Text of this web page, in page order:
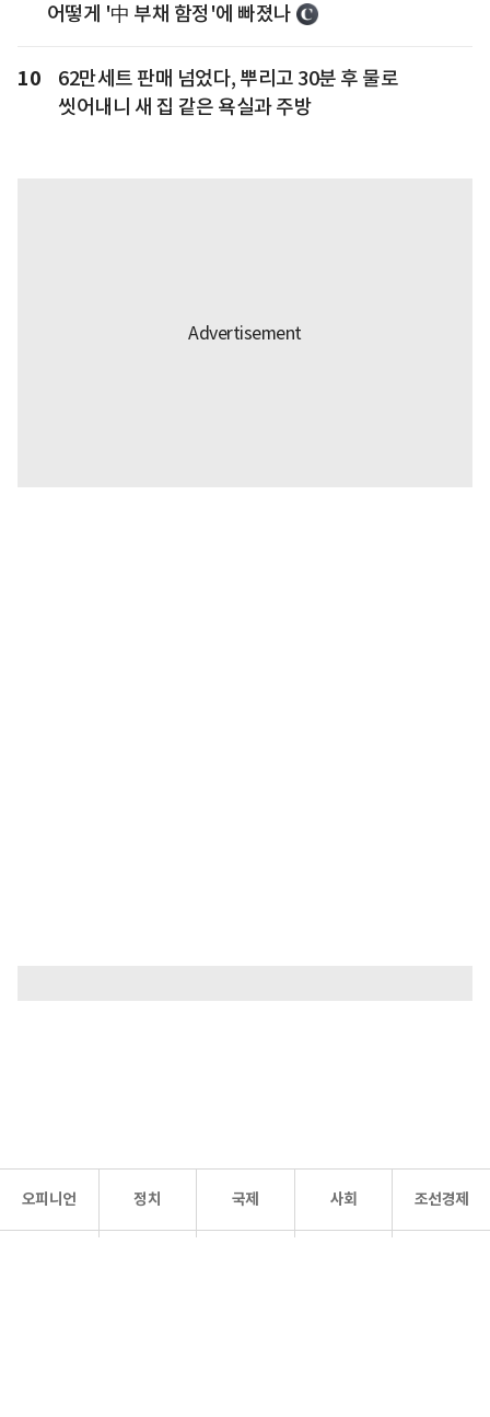
어떻게 '中 부채 함정'에 빠졌나
10
62만세트 판매 넘었다, 뿌리고 30분 후 물로
씻어내니 새 집 같은 욕실과 주방
오피니언 정치 국제 사회 조선경제